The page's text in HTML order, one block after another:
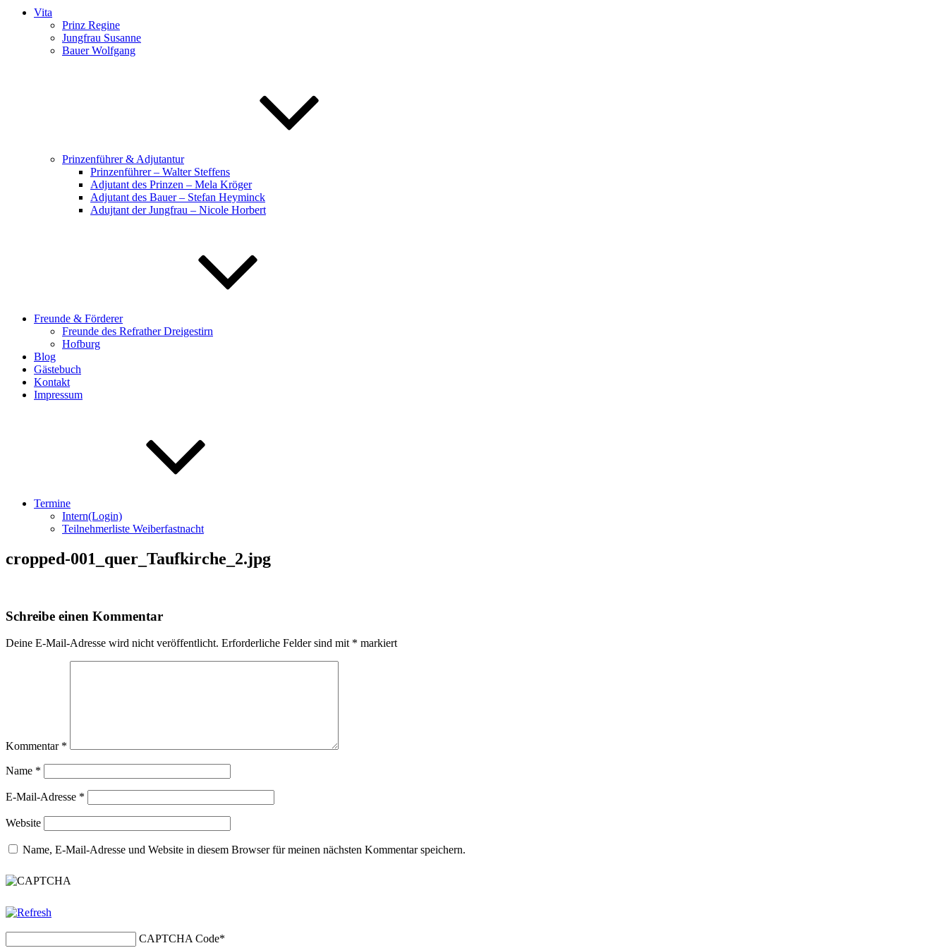
Vita
Prinz Regine
Jungfrau Susanne
Bauer Wolfgang
Prinzenführer & Adjutantur
Prinzenführer – Walter Steffens
Adjutant des Prinzen – Mela Kröger
Adjutant des Bauer – Stefan Heyminck
Adujtant der Jungfrau – Nicole Horbert
Freunde & Förderer
Freunde des Refrather Dreigestirn
Hofburg
Blog
Gästebuch
Kontakt
Impressum
Termine
Intern(Login)
Teilnehmerliste Weiberfastnacht
cropped-001_quer_Taufkirche_2.jpg
Schreibe einen Kommentar
Deine E-Mail-Adresse wird nicht veröffentlicht. Erforderliche Felder sind mit * markiert
Kommentar *
Name *
E-Mail-Adresse *
Website
Name, E-Mail-Adresse und Website in diesem Browser für meinen nächsten Kommentar speichern.
CAPTCHA Code*